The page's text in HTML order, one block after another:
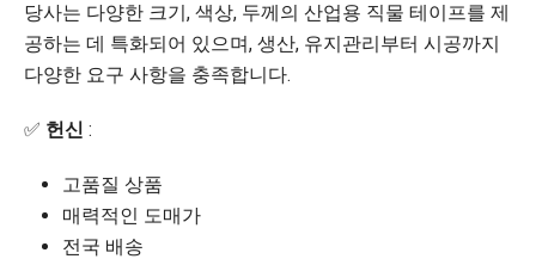
당사는 다양한 크기, 색상, 두께의 산업용 직물 테이프를 제
공하는 데 특화되어 있으며, 생산, 유지관리부터 시공까지
다양한 요구 사항을 충족합니다.
✅ 헌신 :
고품질 상품
매력적인 도매가
전국 배송